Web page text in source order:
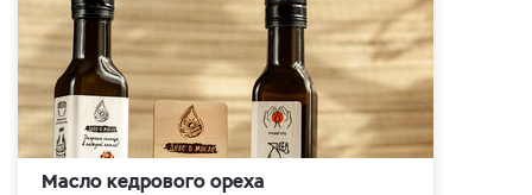
Масло кедрового ореха